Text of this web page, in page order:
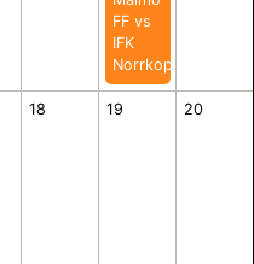
FF vs
IFK
Norrkoping
18 19 20